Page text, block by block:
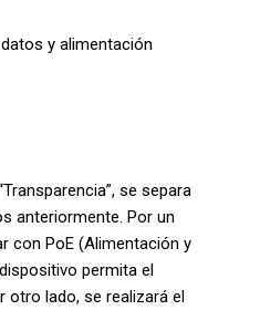
y alimentación
se separa
anteriormente. Por un
con PoE (Alimentación y
permita el
otro lado, se realizará el